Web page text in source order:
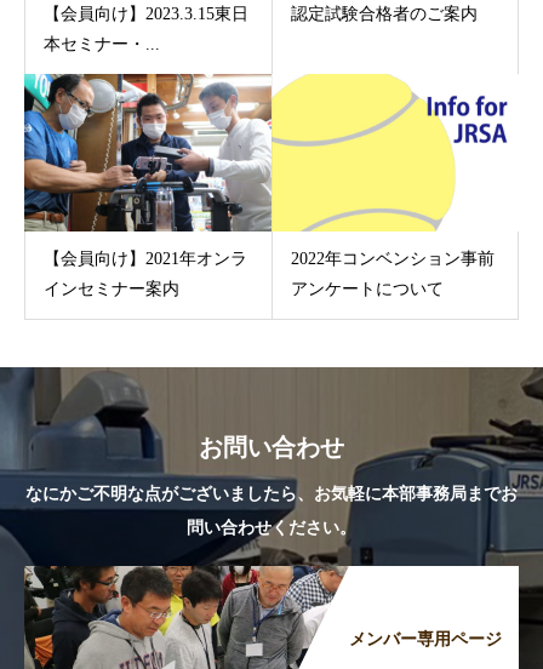
【会員向け】2023.3.15東日
本セミナー・...
認定試験合格者のご案内
【会員向け】2021年オンラ
インセミナー案内
2022年コンベンション事前
アンケートについて
お問い合わせ
なにかご不明な点がございましたら、お気軽に本部事務局までお
問い合わせください。
メンバー専用ページ